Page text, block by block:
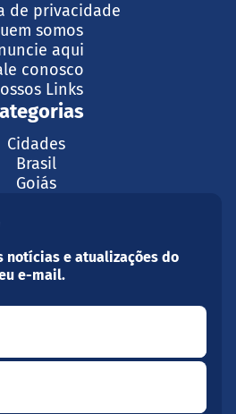
de privacidade
somos
aqui
conosco
Links
Cidades
Brasil
Goiás
notícias e atualizações do
e-mail.